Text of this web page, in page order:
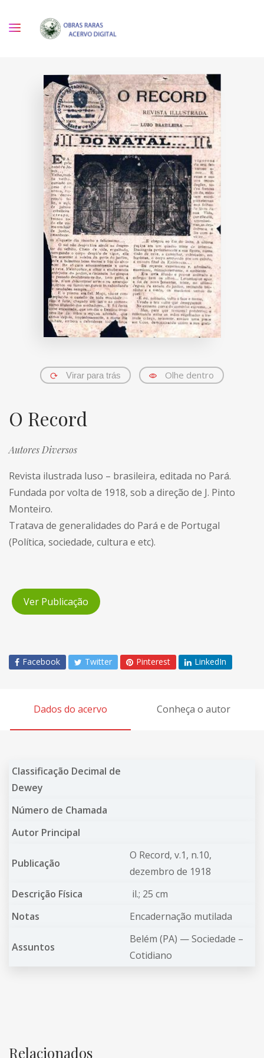
Virar para trás Olhe dentro
O Record
Autores Diversos
Revista ilustrada luso – brasileira, editada no Pará.
Fundada por volta de 1918, sob a direção de J. Pinto
Monteiro.
Tratava de generalidades do Pará e de Portugal
(Política, sociedade, cultura e etc).
Ver Publicação
Facebook Twitter Pinterest LinkedIn
Dados do acervo Conheça o autor
Classificação Decimal de
Dewey
Número de Chamada
Autor Principal
Publicação
O Record, v.1, n.10,
dezembro de 1918
Descrição Física
il.; 25 cm
Notas
Encadernação mutilada
Assuntos
Belém (PA) —Sociedade –
Cotidiano
Relacionados